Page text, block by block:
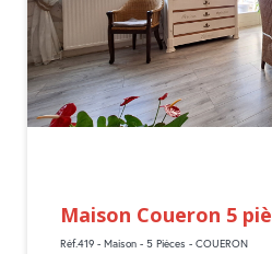
Maison Coueron 5
Réf.419 - Maison - 5 Pièces - COUERON